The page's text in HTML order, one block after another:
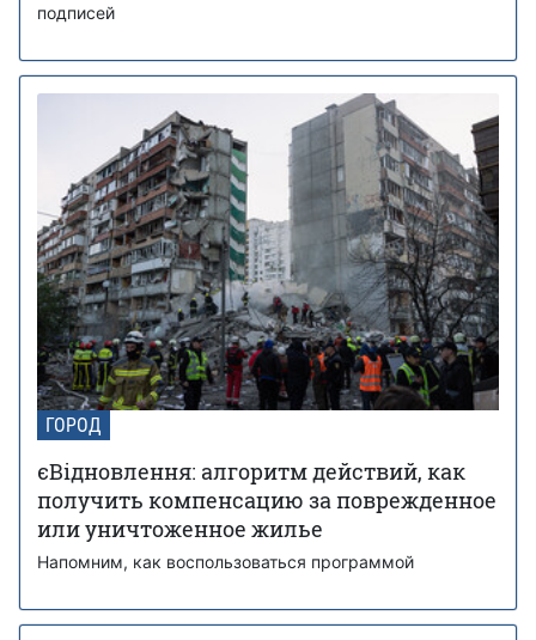
подписей
ГОРОД
єВідновлення: алгоритм действий, как
получить компенсацию за поврежденное
или уничтоженное жилье
Напомним, как воспользоваться программой